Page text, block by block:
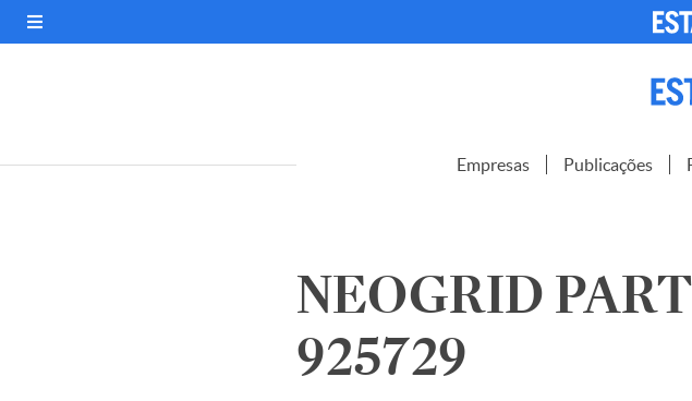
Empresas Publicações
NEOGRID
925729